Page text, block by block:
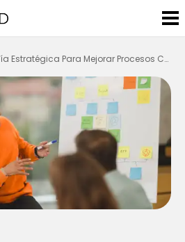
Guía Estratégica Para Mejorar Procesos Con Data